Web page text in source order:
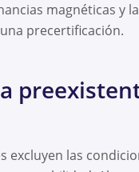
magnéticas y
precertificación.
excluyen las